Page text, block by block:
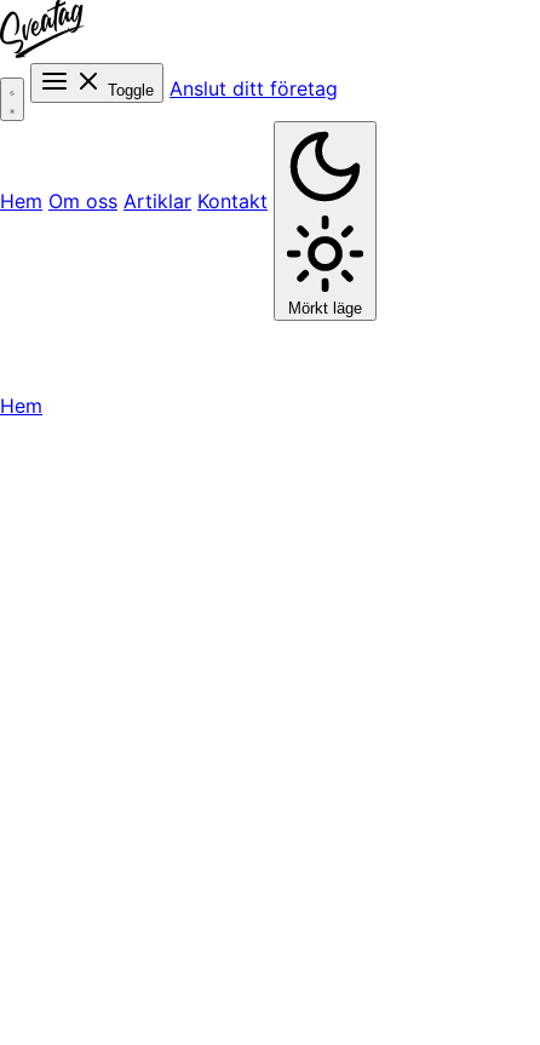
Toggle Anslut ditt företag
Hem Om oss Artiklar Kontakt
Mörkt läge
Hem